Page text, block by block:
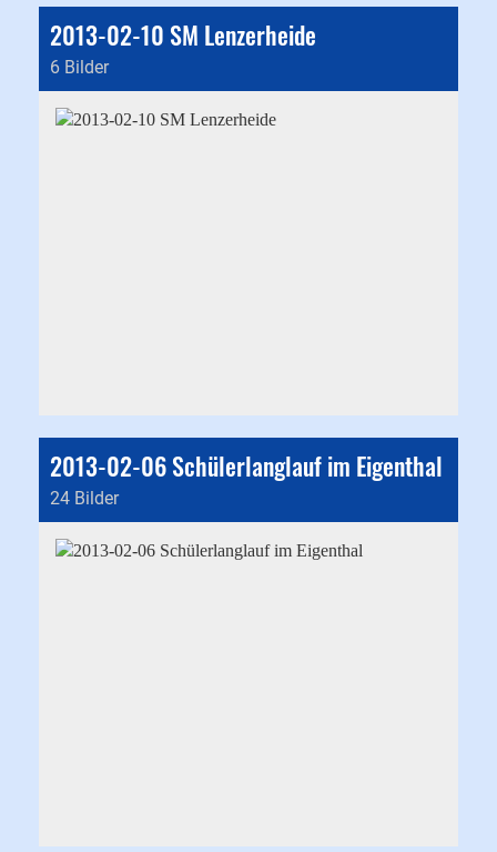
2013-02-10 SM Lenzerheide
6 Bilder
2013-02-06 Schülerlanglauf im Eigenthal
24 Bilder